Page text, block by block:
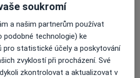
Přiblížit mapuse otevře v nové záložce
kalendář není aktivní
udělat?
soukromí
a našim partnerům používat
podobné technologie) ke
pro statistické účely a poskytování
zvyklostí při procházení. Své
zkontrolovat a aktualizovat v